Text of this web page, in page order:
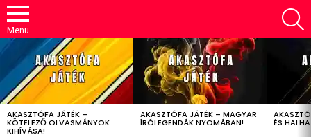
Menu
LATEST
STORIES
AKASZTÓFA JÁTÉK –
KÖTELEZŐ OLVASMÁNYOK
KIHÍVÁSA!
AKASZTÓFA JÁTÉK – MAGYAR
ÍRÓLEGENDÁK NYOMÁBAN! ÉS